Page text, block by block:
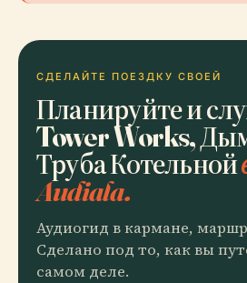
СДЕЛАЙТЕ ПОЕЗДКУ СВОЕЙ
Планируйте и
Tower Works,
Труба Котельной
Audiala.
Аудиогид в кармане,
Сделано под то, как вы
самом деле.